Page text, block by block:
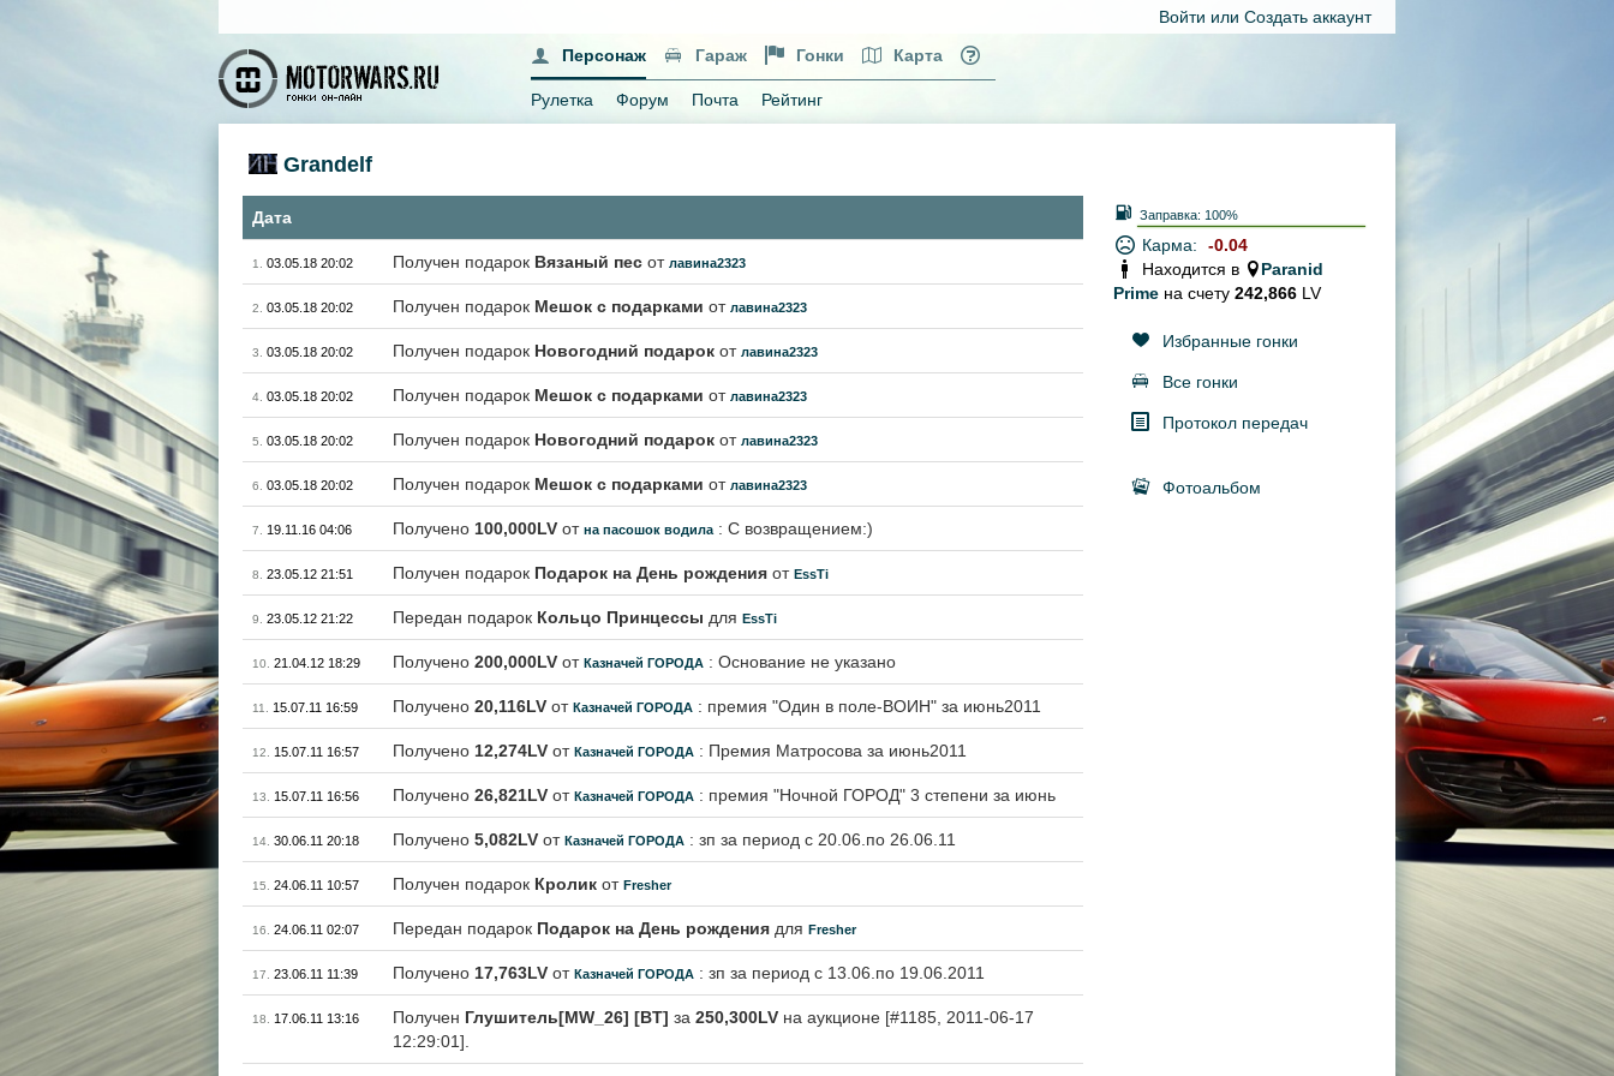
Войти или Создать аккаунт
Персонаж
Гараж Гонки Карта
Рулетка Форум Почта Рейтинг
Grandelf
Дата
1. 03.05.18 20:02 Получен подарок Вязаный пес от лавина2323
2. 03.05.18 20:02 Получен подарок Мешок с подарками от лавина2323
3. 03.05.18 20:02 Получен подарок Новогодний подарок от лавина2323
4. 03.05.18 20:02 Получен подарок Мешок с подарками от лавина2323
5. 03.05.18 20:02 Получен подарок Новогодний подарок от лавина2323
6. 03.05.18 20:02 Получен подарок Мешок с подарками от лавина2323
7. 19.11.16 04:06 Получено 100,000LV от на пасошок водила : С возвращением:)
8. 23.05.12 21:51 Получен подарок Подарок на День рождения от EssTi
9. 23.05.12 21:22 Передан подарок Кольцо Принцессы для EssTi
10. 21.04.12 18:29 Получено 200,000LV от Казначей ГОРОДА : Основание не указано
11. 15.07.11 16:59 Получено 20,116LV от Казначей ГОРОДА : премия "Один в поле-ВОИН" за июнь2011
12. 15.07.11 16:57 Получено 12,274LV от Казначей ГОРОДА : Премия Матросова за июнь2011
13. 15.07.11 16:56 Получено 26,821LV от Казначей ГОРОДА : премия "Ночной ГОРОД" 3 степени за июнь
14. 30.06.11 20:18 Получено 5,082LV от Казначей ГОРОДА : зп за период с 20.06.по 26.06.11
15. 24.06.11 10:57 Получен подарок Кролик от Fresher
16. 24.06.11 02:07 Передан подарок Подарок на День рождения для Fresher
17. 23.06.11 11:39 Получено 17,763LV от Казначей ГОРОДА : зп за период с 13.06.по 19.06.2011
18. 17.06.11 13:16 Получен Глушитель[MW_26] [BT] за 250,300LV на аукционе [#1185, 2011-06-17
12:29:01].
Заправка: 100%
Карма:
-0.04
Находится в
Paranid
Prime на счету 242,866 LV
Избранные гонки
Все гонки
Протокол передач
Фотоальбом